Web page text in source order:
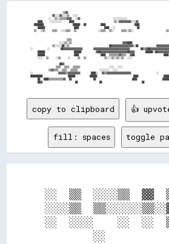
▓▓░░░░▓▓░░░░▒▒  ░░░░
░░  ▒▒░░▒▒▒▒▒▒▓▓▓▓  ░░▓▓                  ░░░░░░░░░░░░
████    ░░░░░░░░░░    ████                      ▒▒░░▓▓▓▓▓▓▓▓▓▓░░░░▓▓
████████                ██████  ██        ████                ████
██████                ████              ████  ░░            ██
▒▒  ░░▒▒    ▒▒▒▒  ░░░░▒▒▒▒  ▒▒            ░░▒▒▒▒  ▒▒░░    ▒▒▒▒░░▒▒░░
▒▒▒▒
░░░░▒▒░░▒▒                            ▓▓▓▓████
▒▒░░░░░░██░░▒▒                      ██▓▓▓▓▓▓▓▓▓▓▓▓▓▓▓▓▓▓░░██
░░        ░░      ██▓▓▓▓▓▓▓▓▓▓▓▓▓▓▓▓      ▓▓▓▓▓▓▓▓▓▓▓▓▓▓▓▓▓▓▓▓▓▓▓▓▓▓▓▓▓▓
██████                ██████        ▓▓██▓▓▓▓▓▓▓▓▓▓▓▓▓▓▓▓▓▓▓▓▓▓██▓▓▓▓
██████                ████            ████  ▒▒▒▒▒▒▒▒▓▓▒▒▒▒  ▓▓██
░░░░  ▒▒    ░░▒▒    ░░    ▒▒  ▒▒          ▒▒░░░░▒▒░░▒▒░░▒▒  ░░░░
██▓▓
▒▒▒▒  ▒▒▒▒  ▒▒▒▒▒▒                ░░░░  ░░░░
▒▒▓▓▒▒▒▒  ▒▒▒▒  ▒▒▒▒▒▒            ░░░░░░░░  ░░░░
░░              ▓▓▓▓▓▓▒▒▓▓▓▓▓▓▓▓▓▓      ████░░  ▓▓▒▒▓▓▓▓▓▓▓▓▓▓▓▓▓▓▓▓▓▓▓▓
██████████              ██████        ██████                    ████
██  ████▒▒▒▒▒▒▒▒▒▒▒▒▓▓  ██            ██                    ████
copy to clipboard 👍
fill: spaces toggle
░░  ▒▒  ░░░░▒▒  ▓▓
░░░░▒▒
░░  ░░░░    ░░  ░░
░░